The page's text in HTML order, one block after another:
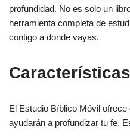
profundidad. No es solo un
herramienta completa de
contigo a donde vayas.
Características
El Estudio Bíblico Móvil
ayudarán a profundizar tu fe.